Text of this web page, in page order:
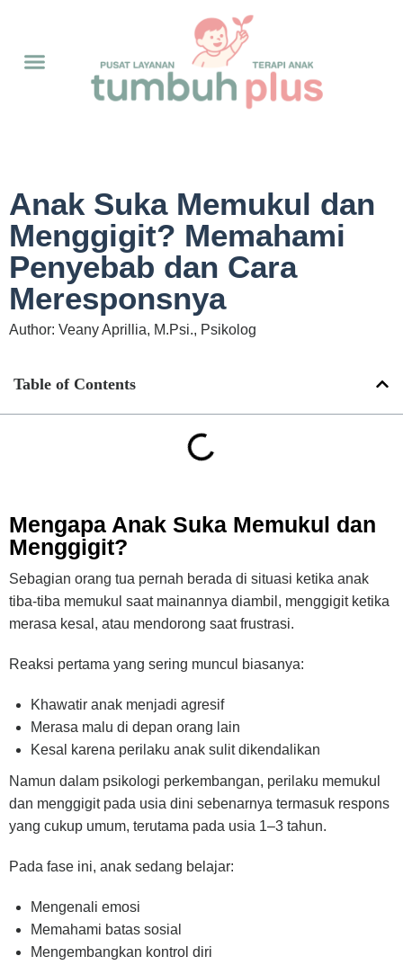
Anak Suka Memukul dan
Menggigit? Memahami
Penyebab dan Cara
Meresponsnya
Author: Veany Aprillia, M.Psi., Psikolog
Table of Contents
Mengapa Anak Suka Memukul dan
Menggigit?
Sebagian orang tua pernah berada di situasi ketika anak
tiba-tiba memukul saat mainannya diambil, menggigit ketika
merasa kesal, atau mendorong saat frustrasi.
Reaksi pertama yang sering muncul biasanya:
Khawatir anak menjadi agresif
Merasa malu di depan orang lain
Kesal karena perilaku anak sulit dikendalikan
Namun dalam psikologi perkembangan, perilaku memukul
dan menggigit pada usia dini sebenarnya termasuk respons
yang cukup umum, terutama pada usia 1–3 tahun.
Pada fase ini, anak sedang belajar:
Mengenali emosi
Memahami batas sosial
Mengembangkan kontrol diri